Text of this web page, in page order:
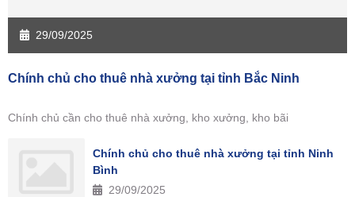
29/09/2025
Chính chủ cho thuê nhà xưởng tại tỉnh Bắc Ninh
Chính chủ cần cho thuê nhà xưởng, kho xưởng, kho bãi
Chính chủ cho thuê nhà xưởng tại tỉnh Ninh
Bình
29/09/2025